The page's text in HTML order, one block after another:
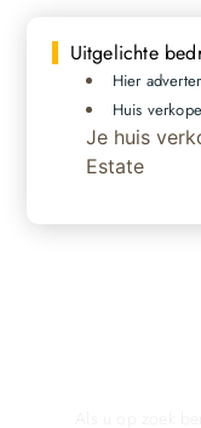
Uitgelichte
Hier
Huis
Je huis
Estate